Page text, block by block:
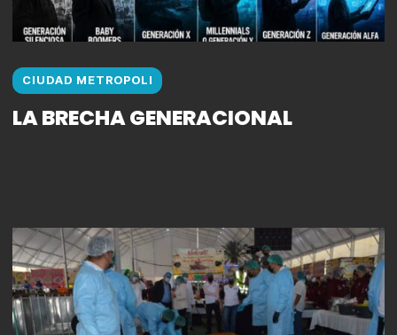
CIUDAD METROPOLI
LA BRECHA GENERACIONAL